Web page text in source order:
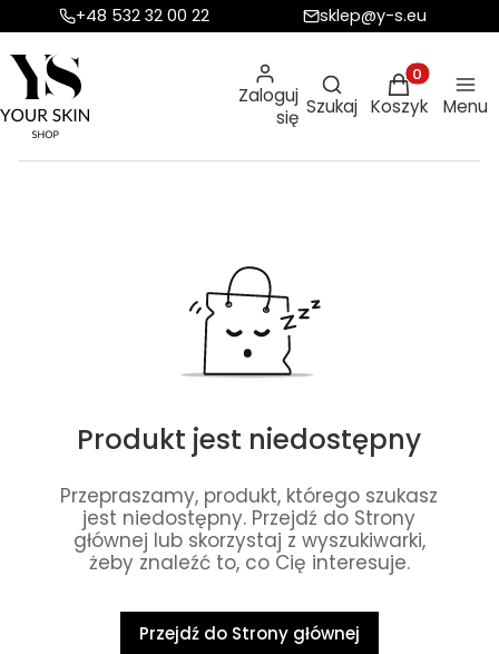
+48 532 32 00 22 sklep@y-s.eu
Zaloguj
się
Otwórz
Szukaj
Produkty w
Koszyk Menu
Produkt jest niedostępny
Przepraszamy, produkt, którego szukasz
jest niedostępny. Przejdź do Strony
głównej lub skorzystaj z wyszukiwarki,
żeby znaleźć to, co Cię interesuje.
Przejdź do Strony głównej